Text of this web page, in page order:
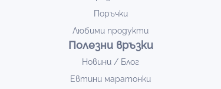
Поръчки
Любими продукти
Полезни връзки
Новини / Блог
Евтини маратонки